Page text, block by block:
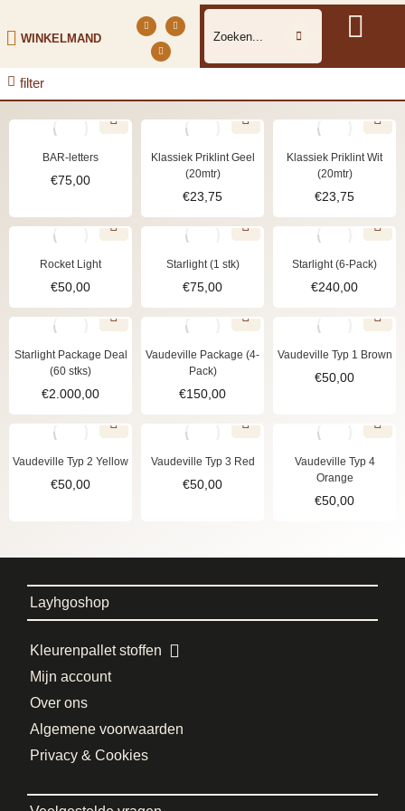
WINKELMAND
filter
BAR-letters
€75,00
Klassiek Priklint Geel
(20mtr)
€23,75
Klassiek Priklint Wit
(20mtr)
€23,75
Rocket Light
€50,00
Starlight (1 stk)
€75,00
Starlight (6-Pack)
€240,00
Starlight Package Deal
(60 stks)
€2.000,00
Vaudeville Package (4-
Pack)
€150,00
Vaudeville Typ 1 Brown
€50,00
Vaudeville Typ 2 Yellow
€50,00
Vaudeville Typ 3 Red
€50,00
Vaudeville Typ 4
Orange
€50,00
Layhgoshop
Kleurenpallet stoffen
Mijn account
Over ons
Algemene voorwaarden
Privacy & Cookies